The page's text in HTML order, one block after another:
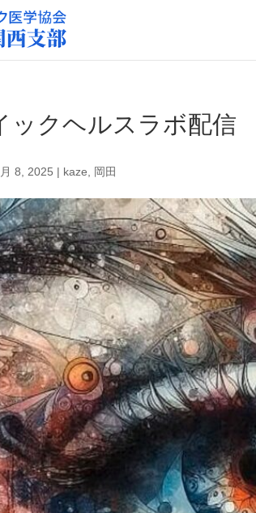
ックヘルスラボ配信
8, 2025 | kaze 岡田